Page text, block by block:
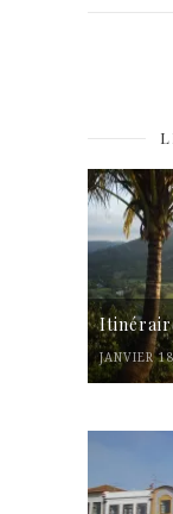
JANVIER